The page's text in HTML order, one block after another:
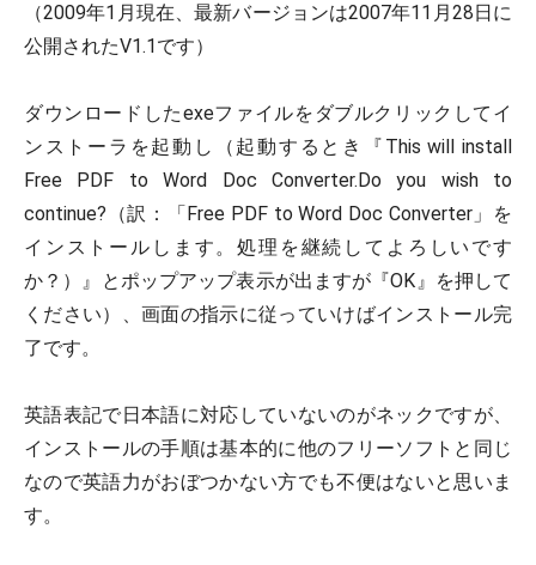
（2009年1月現在、最新バージョンは2007年11月28日に
公開されたV1.1です）
ダウンロードしたexeファイルをダブルクリックしてイ
ンストーラを起動し（起動するとき『This will install
Free PDF to Word Doc Converter.Do you wish to
continue?（訳：「Free PDF to Word Doc Converter」を
インストールします。処理を継続してよろしいです
か？）』とポップアップ表示が出ますが『OK』を押して
ください）、画面の指示に従っていけばインストール完
了です。
英語表記で日本語に対応していないのがネックですが、
インストールの手順は基本的に他のフリーソフトと同じ
なので英語力がおぼつかない方でも不便はないと思いま
す。